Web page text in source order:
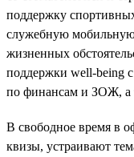
поддержку
служебную
жизненных
поддержки well-being
по финансам и ЗОЖ, а
В свободное время в
квизы, устраивают